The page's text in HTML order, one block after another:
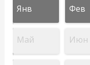
Янв Фев
Май Июн